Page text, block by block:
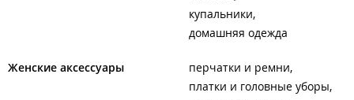
купальники
домашняя одежда
Женские аксессуары
перчатки и ремни
платки и головные уборы